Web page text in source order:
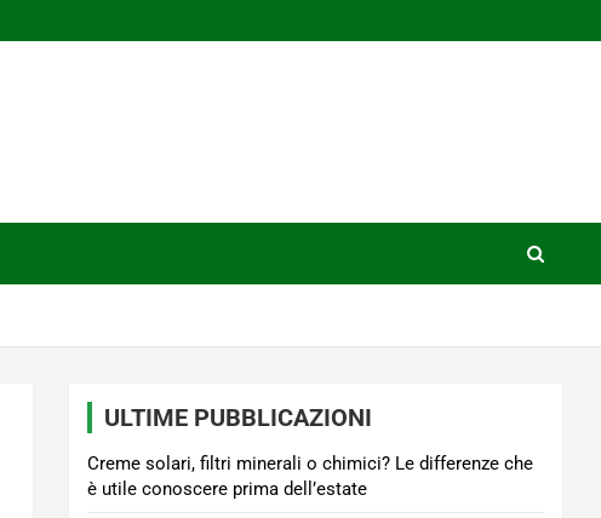
ULTIME PUBBLICAZIONI
Creme solari, filtri minerali o chimici? Le differenze che
è utile conoscere prima dell’estate